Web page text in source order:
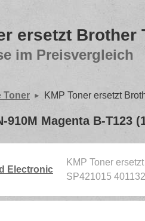
ersetzt Brother
im Preisvergleich
Toner KMP Toner ersetzt
Magenta B-T123
Electronic
KMP Toner
SP421015